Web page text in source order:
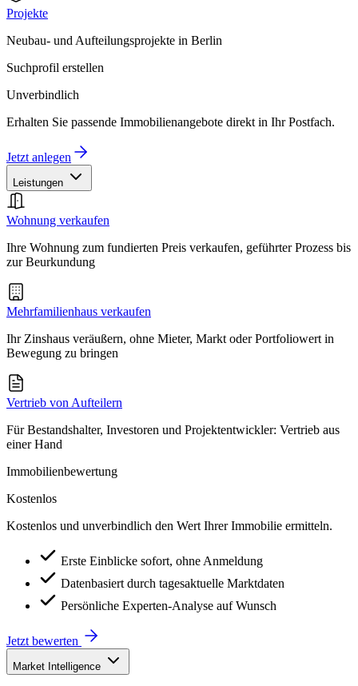
Projekte
Neubau- und Aufteilungsprojekte in Berlin
Suchprofil erstellen
Unverbindlich
Erhalten Sie passende Immobilienangebote direkt in Ihr Postfach.
Jetzt anlegen
Leistungen
Wohnung verkaufen
Ihre Wohnung zum fundierten Preis verkaufen, geführter Prozess bis
zur Beurkundung
Mehrfamilienhaus verkaufen
Ihr Zinshaus veräußern, ohne Mieter, Markt oder Portfoliowert in
Bewegung zu bringen
Vertrieb von Aufteilern
Für Bestandshalter, Investoren und Projektentwickler: Vertrieb aus
einer Hand
Immobilienbewertung
Kostenlos
Kostenlos und unverbindlich den Wert Ihrer Immobilie ermitteln.
Erste Einblicke sofort, ohne Anmeldung
Datenbasiert durch tagesaktuelle Marktdaten
Persönliche Experten-Analyse auf Wunsch
Jetzt bewerten
Market Intelligence